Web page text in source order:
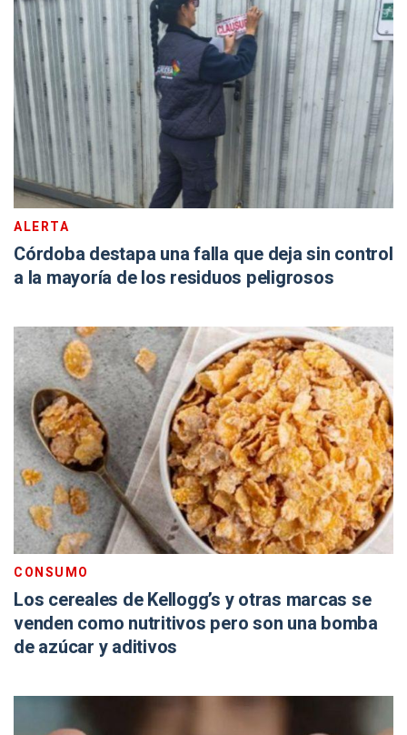
ALERTA
Córdoba destapa una falla que deja sin control
a la mayoría de los residuos peligrosos
CONSUMO
Los cereales de Kellogg’s y otras marcas se
venden como nutritivos pero son una bomba
de azúcar y aditivos